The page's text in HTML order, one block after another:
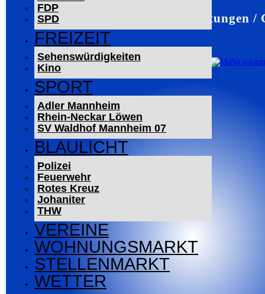
FDP
SPD
FREIZEIT
Sehenswürdigkeiten
Kino
SPORT
Adler Mannheim
Rhein-Neckar Löwen
SV Waldhof Mannheim 07
BLAULICHT
Polizei
Feuerwehr
Rotes Kreuz
Johaniter
THW
VEREINE
WOHNUNGSMARKT
STELLENMARKT
WETTER
Mannheim – Veranstaltungen /